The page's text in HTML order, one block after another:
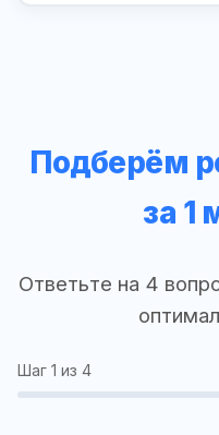
Подберём
за 1
Ответьте на 4
Шаг 1 из 4